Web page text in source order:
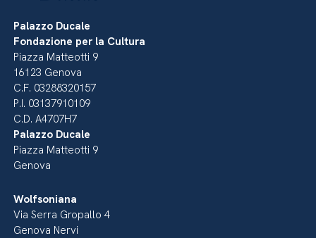
Palazzo Ducale
Fondazione per la Cultura
Piazza Matteotti 9
16123 Genova
C.F. 03288320157
P.I. 03137910109
C.D. A4707H7
Palazzo Ducale
Piazza Matteotti 9
Genova
Wolfsoniana
Via Serra Gropallo 4
Genova Nervi